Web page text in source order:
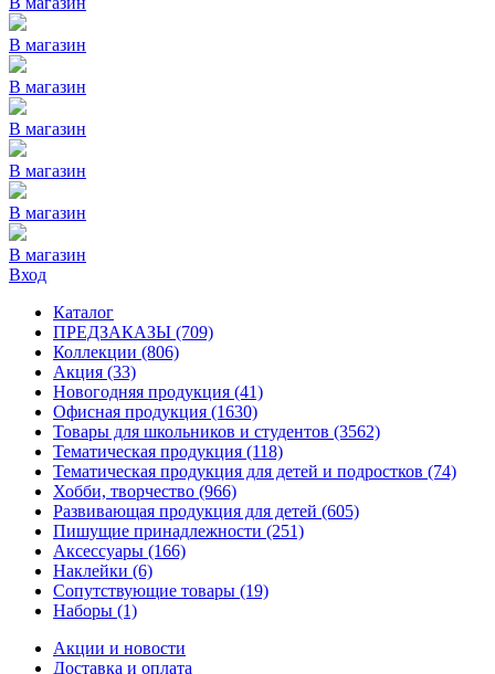
В магазин
В магазин
В магазин
В магазин
В магазин
В магазин
Вход
Каталог
ПРЕДЗАКАЗЫ (709)
Коллекции (806)
Акция (33)
Новогодняя продукция (41)
Офисная продукция (1630)
Товары для школьников и студентов (3562)
Тематическая продукция (118)
Тематическая продукция для детей и подростков (74)
Хобби, творчество (966)
Развивающая продукция для детей (605)
Пишущие принадлежности (251)
Аксессуары (166)
Наклейки (6)
Сопутствующие товары (19)
Наборы (1)
Акции и новости
Доставка и оплата